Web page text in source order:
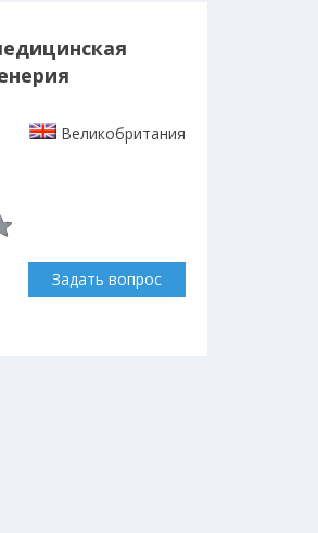
Великобритания
Задать вопрос